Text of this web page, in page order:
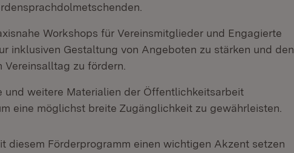
Workshops für Vereinsmitglieder und Engagierte
inklusiven Gestaltung von Angeboten zu stärken und den
zu fördern.
und weitere Materialien der Öffentlichkeitsarbeit
eine möglichst breite Zugänglichkeit zu gewährleisten.
diesem Förderprogramm einen wichtigen Akzent setzen